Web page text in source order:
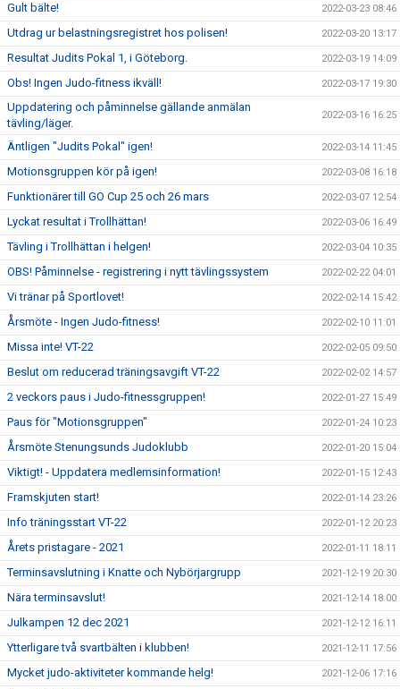
Gult bälte! 2022-03-23 08:46
Utdrag ur belastningsregistret hos polisen! 2022-03-20 13:17
Resultat Judits Pokal 1, i Göteborg. 2022-03-19 14:09
Obs! Ingen Judo-fitness ikväll! 2022-03-17 19:30
Uppdatering och påminnelse gällande anmälan
tävling/läger.
2022-03-16 16:25
Äntligen "Judits Pokal" igen! 2022-03-14 11:45
Motionsgruppen kör på igen! 2022-03-08 16:18
Funktionärer till GO Cup 25 och 26 mars 2022-03-07 12:54
Lyckat resultat i Trollhättan! 2022-03-06 16:49
Tävling i Trollhättan i helgen! 2022-03-04 10:35
OBS! Påminnelse - registrering i nytt tävlingssystem 2022-02-22 04:01
Vi tränar på Sportlovet! 2022-02-14 15:42
Årsmöte - Ingen Judo-fitness! 2022-02-10 11:01
Missa inte! VT-22 2022-02-05 09:50
Beslut om reducerad träningsavgift VT-22 2022-02-02 14:57
2 veckors paus i Judo-fitnessgruppen! 2022-01-27 15:49
Paus för "Motionsgruppen" 2022-01-24 10:23
Årsmöte Stenungsunds Judoklubb 2022-01-20 15:04
Viktigt! - Uppdatera medlemsinformation! 2022-01-15 12:43
Framskjuten start! 2022-01-14 23:26
Info träningsstart VT-22 2022-01-12 20:23
Årets pristagare - 2021 2022-01-11 18:11
Terminsavslutning i Knatte och Nybörjargrupp 2021-12-19 20:30
Nära terminsavslut! 2021-12-14 18:00
Julkampen 12 dec 2021 2021-12-12 16:11
Ytterligare två svartbälten i klubben! 2021-12-11 17:56
Mycket judo-aktiviteter kommande helg! 2021-12-06 17:16